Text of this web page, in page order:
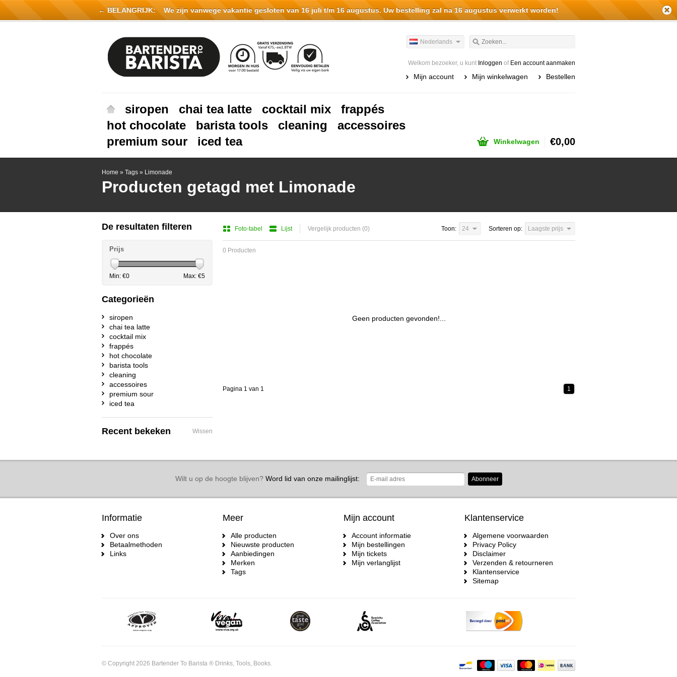
Nederlands
Welkom bezoeker, u kunt Inloggen of Een account aanmaken
Mijn account Mijn winkelwagen Bestellen
siropen chai tea latte cocktail mix
frappés
hot chocolate
barista tools cleaning
accessoires
premium sour
iced tea Winkelwagen €0,00
Home » Tags » Limonade
Producten getagd met Limonade
Foto-tabel Lijst Vergelijk producten (0) Sorteren op: Laagste prijs
Toon: 24
0 Producten
Geen producten gevonden!...
Pagina 1 van 1 1
De resultaten filteren
Prijs
Min: €0 Max: €5
Categorieën
siropen
chai tea latte
cocktail mix
frappés
hot chocolate
barista tools
cleaning
accessoires
premium sour
iced tea
Recent bekeken Wissen
Wilt u op de hoogte blijven?Word lid van onze mailinglijst: Abonneer
Informatie
Over ons
Betaalmethoden
Links
Meer
Alle producten
Nieuwste producten
Aanbiedingen
Merken
Tags
Mijn account
Account informatie
Mijn bestellingen
Mijn tickets
Mijn verlanglijst
Klantenservice
Algemene voorwaarden
Privacy Policy
Disclaimer
Verzenden & retourneren
Klantenservice
Sitemap
© Copyright 2026 Bartender To Barista ® Drinks, Tools, Books.
← BELANGRIJK:We zijn vanwege vakantie gesloten van 16 juli t/m 16 augustus. Uw bestelling zal na 16 augustus verwerkt worden!